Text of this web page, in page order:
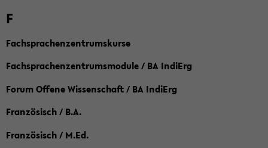
F
Fachsprachenzentrumskurse
Fachsprachenzentrumsmodule / BA IndiErg
Forum Offene Wissenschaft / BA IndiErg
Französisch / B.A.
Französisch / M.Ed.